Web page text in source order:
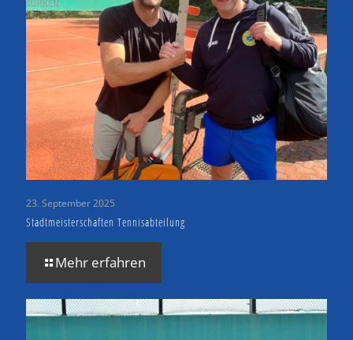
23. September 2025
Stadtmeisterschaften Tennisabteilung
Mehr erfahren